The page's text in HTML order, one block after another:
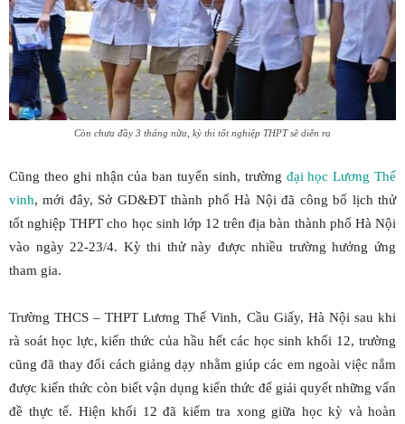
Còn chưa đầy 3 tháng nữa, kỳ thi tốt nghiệp THPT sẽ diễn ra
Cũng theo ghi nhận của ban tuyển sinh, trường đại học Lương Thế
vinh, mới đây, Sở GD&ĐT thành phố Hà Nội đã công bố lịch thử
tốt nghiệp THPT cho học sinh lớp 12 trên địa bàn thành phố Hà Nội
vào ngày 22-23/4. Kỳ thi thử này được nhiều trường hưởng ứng
tham gia.
Trường THCS – THPT Lương Thế Vinh, Cầu Giấy, Hà Nội sau khi
rà soát học lực, kiến thức của hầu hết các học sinh khối 12, trường
cũng đã thay đổi cách giảng dạy nhằm giúp các em ngoài việc nắm
được kiến thức còn biết vận dụng kiến thức để giải quyết những vấn
đề thực tế. Hiện khối 12 đã kiểm tra xong giữa học kỳ và hoàn